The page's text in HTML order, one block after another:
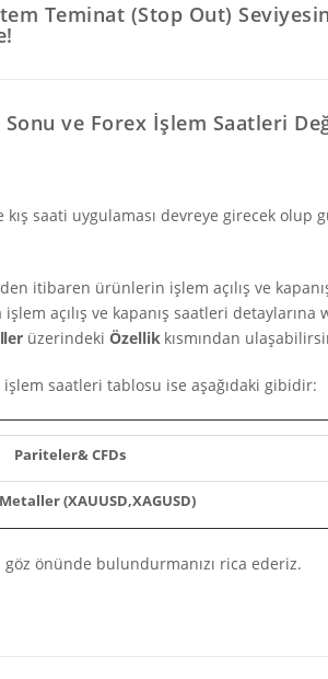
Teminat (Stop Out)
Sonu ve Forex İşlem Saatleri
saati uygulaması devreye girecek olup
itibaren ürünlerin işlem açılış ve
açılış ve kapanış saatleri detaylarına
üzerindekiÖzellikkısmından
saatleri tablosu ise aşağıdaki gibidir:
Pariteler& CFDs
(XAUUSD,XAGUSD)
önünde bulundurmanızı rica ederiz.